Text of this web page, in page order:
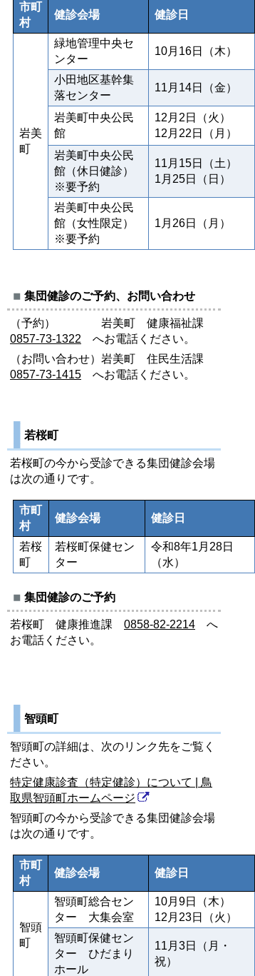
市町
村
健診会場 健診日
岩美
町
緑地管理中央セ
ンター
10月16日（木）
小田地区基幹集
落センター
11月14日（金）
岩美町中央公民
館
12月2日（火）
12月22日（月）
岩美町中央公民
館（休日健診）
※要予約
11月15日（土）
1月25日（日）
岩美町中央公民
館（女性限定）
※要予約
1月26日（月）
集団健診のご予約、お問い合わせ
（予約） 岩美町 健康福祉課
0857-73-1322 へお電話ください。
（お問い合わせ）岩美町 住民生活課
0857-73-1415
へお電話ください。
若桜町
若桜町の今から受診できる集団健診会場
は次の通りです。
市町
村
健診会場 健診日
若桜
町
若桜町保健セン
ター
令和8年1月28日
（水）
集団健診のご予約
若桜町 健康推進課 0858-82-2214 へ
お電話ください。
智頭町
智頭町の詳細は、次のリンク先をご覧く
ださい。
特定健康診査（特定健診）について | 鳥
取県智頭町ホームページ
智頭町の今から受診できる集団健診会場
は次の通りです。
市町
村
健診会場 健診日
智頭
町
智頭町総合セン
ター 大集会室
10月9日（木）
12月23日（火）
智頭町保健セン
ター ひだまり
ホール
11月3日（月・
祝）